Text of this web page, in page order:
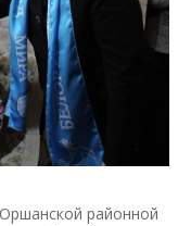
районной